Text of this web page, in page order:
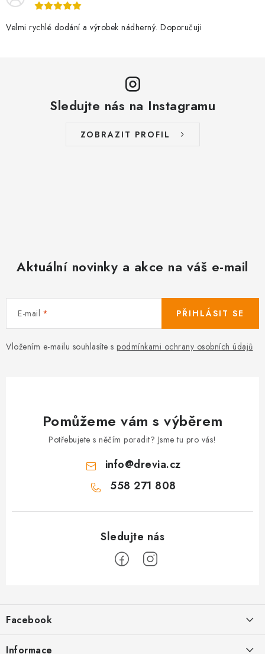
Velmi rychlé dodání a výrobek nádherný. Doporučuji
Sledujte nás na Instagramu
ZOBRAZIT PROFIL
Aktuální novinky a akce na váš e-mail
E-mail
Vložením e-mailu souhlasíte s podmínkami ochrany osobních údajů
PŘIHLÁSIT SE
Pomůžeme vám s výběrem
Potřebujete s něčím poradit? Jsme tu pro vás!
info@drevia.cz
558 271 808
p
a
Facebook
Informace